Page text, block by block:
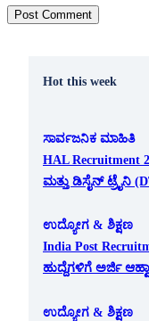
Hot this week
ಸಾರ್ವಜನಿಕ ಮಾಹಿತಿ
HAL Recruitment
ಮತ್ತು ಡಿಸೈನ್ ಟ್ರೈನಿ
ಉದ್ಯೋಗ & ಶಿಕ್ಷಣ
India Post
ಹುದ್ದೆಗಳಿಗೆ ಅರ್ಜಿ
ಉದ್ಯೋಗ & ಶಿಕ್ಷಣ